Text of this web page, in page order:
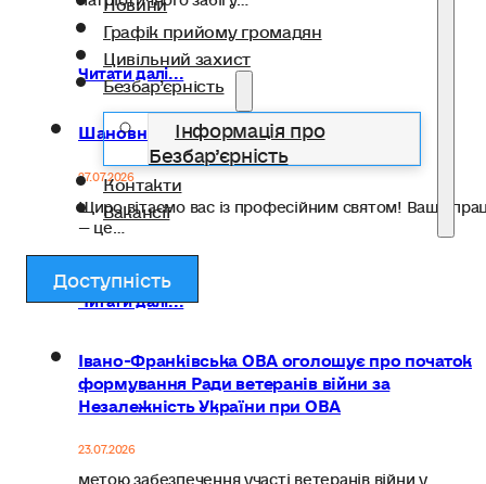
Графік прийому громадян
Цивільний захист
Безбар’єрність
Інформація про
Безбар’єрність
Контакти
Вакансії
Доступність
Читати далі...
Шановні медичні працівники!
27.07.2026
Щиро вітаємо вас із професійним святом! Ваша
— це…
Читати далі...
Івано-Франківська ОВА оголошує про початок
формування Ради ветеранів війни за
Незалежність України при ОВА
23.07.2026
метою забезпечення участі ветеранів війни у